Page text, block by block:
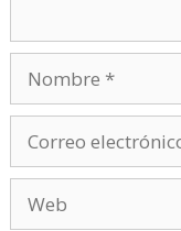
electrónico